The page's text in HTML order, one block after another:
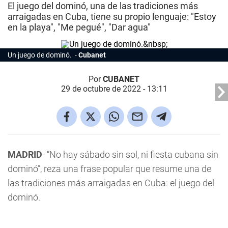
El juego del dominó, una de las tradiciones más
arraigadas en Cuba, tiene su propio lenguaje: "Estoy
en la playa", "Me pegué", "Dar agua"
Un juego de dominó. Cubanet
PorCUBANET
29 de octubre de 2022 - 13:11
MADRID- “No hay sábado sin sol, ni fiesta cubana sin
dominó”, reza una frase popular que resume una de
las tradiciones más arraigadas en Cuba: el juego del
dominó.